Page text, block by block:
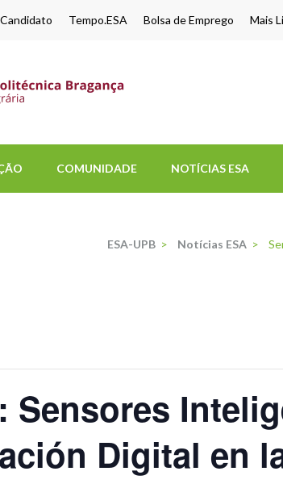
Tempo.ESA Bolsa de Emprego Mais
COMUNIDADE NOTÍCIAS ESA
ESA-UPB > Notícias ESA >
Sensores
Digital en